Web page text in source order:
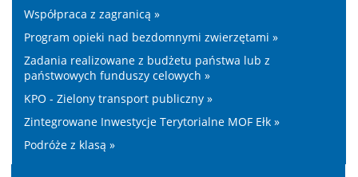
Współpraca z zagranicą »
Program opieki nad bezdomnymi zwierzętami »
Zadania realizowane z budżetu państwa lub z
państwowych funduszy celowych »
KPO - Zielony transport publiczny »
Zintegrowane Inwestycje Terytorialne MOF Ełk »
Podróże z klasą »